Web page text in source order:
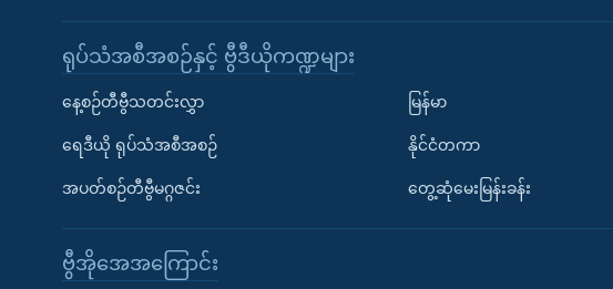
ရုပ်သံအစီအစဉ်နှင့် ဗွီဒီယိုကဏ္ဍများ
နေ့စဉ်တီဗွီသတင်းလွှာ
ရေဒီယို ရုပ်သံအစီအစဉ်
အပတ်စဉ်တီဗွီမဂ္ဂဇင်း
မြန်မာ
နိုင်ငံတကာ
တွေ့ဆုံမေးမြန်းခန်း
ဗွီအိုအေအကြောင်း